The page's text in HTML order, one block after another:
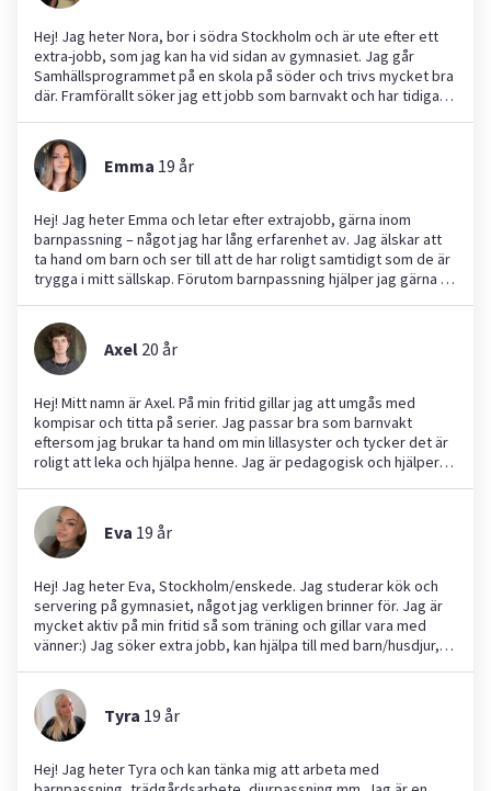
Hej! Jag heter Nora, bor i södra Stockholm och är ute efter ett
extra-jobb, som jag kan ha vid sidan av gymnasiet. Jag går
Samhällsprogrammet på en skola på söder och trivs mycket bra
där. Framförallt söker jag ett jobb som barnvakt och har tidigare
småsyskon och arbetade under sommaren 2023 som ledare på
ett sportläget.Emma 19 år
Hej! Jag heter Emma och letar efter extrajobb, gärna inom
barnpassning – något jag har lång erfarenhet av. Jag älskar att
ta hand om barn och ser till att de har roligt samtidigt som de är
trygga i mitt sällskap. Förutom barnpassning hjälper jag gärna till
fester. Jag är engagerad, pedagogisk, hjälpsam och pålitlig –
och strävar alltid efter att göra mitt allra bästa!
Axel 20 år
Hej! Mitt namn är Axel. På min fritid gillar jag att umgås med
kompisar och titta på serier. Jag passar bra som barnvakt
eftersom jag brukar ta hand om min lillasyster och tycker det är
roligt att leka och hjälpa henne. Jag är pedagogisk och hjälper
hundvakt flera gånger, och tycker om att gå ut och promenera
med hundar.Eva 19 år
Hej! Jag heter Eva, Stockholm/enskede. Jag studerar kök och
servering på gymnasiet, något jag verkligen brinner för. Jag är
mycket aktiv på min fritid så som träning och gillar vara med
vänner:) Jag söker extra jobb, kan hjälpa till med barn/husdjur,
stabil, pålitlig, vaksam, gillar att ha många bollar i luften och gillar
att ha saker i ordning och reda! Uppväxt bland 6 andra syskon
och 2 katter samt 1 hund. Är intresserad i allt möjligt:) Tidigare
erfarenheter: Äldreboende Hundvakt Barnvakt Hushållssysslor
Hämtning/avlämning på förskola/skola Praktik på förskola
Servitris smått o gott
Tyra 19 år
Hej! Jag heter Tyra och kan tänka mig att arbeta med